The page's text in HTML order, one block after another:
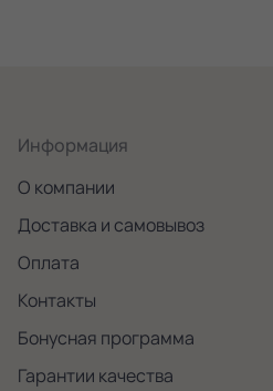
Информация
О компании
Доставка и самовывоз
Оплата
Контакты
Бонусная программа
Гарантии качества